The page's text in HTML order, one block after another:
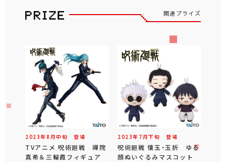
関連プライズ
2023年8 月中旬 登場
TVアニメ 呪術廻戦 禪院
真希＆三輪霞フィギュア
2023年 7 月下旬 登場
呪術廻戦 懐玉・玉折 ゆる
顔ぬいぐるみマスコット